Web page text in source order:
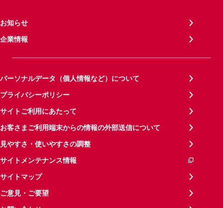
お知らせ
企業情報
パーソナルデータ（個人情報など）について
プライバシーポリシー
サイトご利用にあたって
お客さまご利用端末からの情報の外部送信について
見やすさ・使いやすさの調整
サイトメンテナンス情報
サイトマップ
ご意見・ご要望